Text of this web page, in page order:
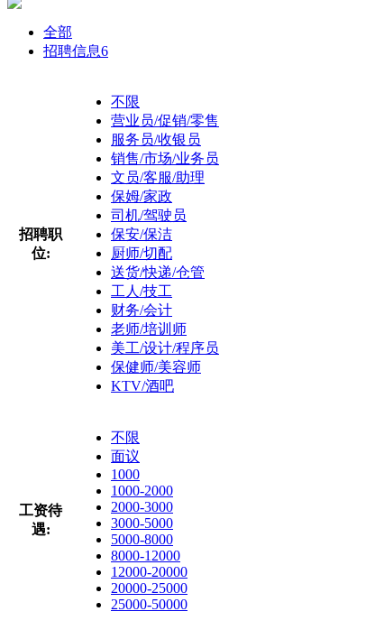
全部
招聘信息6
招聘职
位:
不限
营业员/促销/零售
服务员/收银员
销售/市场/业务员
文员/客服/助理
保姆/家政
司机/驾驶员
保安/保洁
厨师/切配
送货/快递/仓管
工人/技工
财务/会计
老师/培训师
美工/设计/程序员
保健师/美容师
KTV/酒吧
工资待
遇:
不限
面议
1000
1000-2000
2000-3000
3000-5000
5000-8000
8000-12000
12000-20000
20000-25000
25000-50000